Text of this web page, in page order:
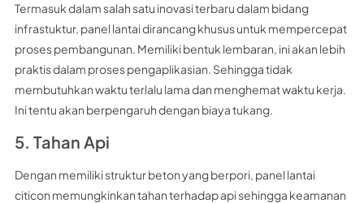
Termasuk dalam salah satu inovasi terbaru dalam bidang
infrastuktur, panel lantai dirancang khusus untuk mempercepat
proses pembangunan. Memiliki bentuk lembaran, ini akan lebih
praktis dalam proses pengaplikasian. Sehingga tidak
membutuhkan waktu terlalu lama dan menghemat waktu kerja.
Ini tentu akan berpengaruh dengan biaya tukang.
5. Tahan Api
Dengan memiliki struktur beton yang berpori, panel lantai
citicon memungkinkan tahan terhadap api sehingga keamanan